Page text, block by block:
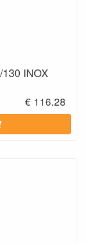
INOX
€ 116.28